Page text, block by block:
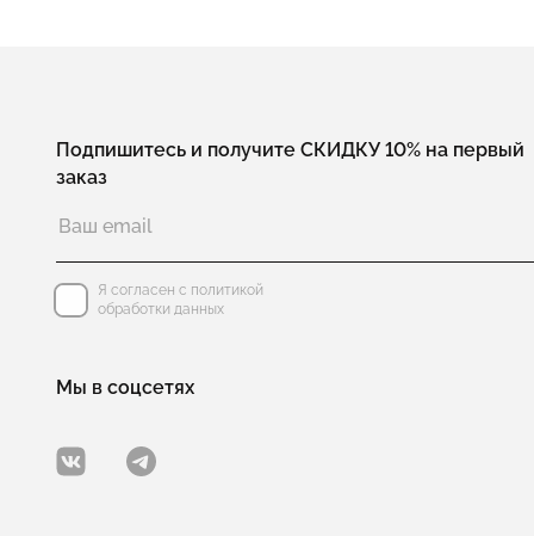
Подпишитесь и получите СКИДКУ 10% на первый
заказ
Я согласен с политикой
обработки данных
Мы в соцсетях